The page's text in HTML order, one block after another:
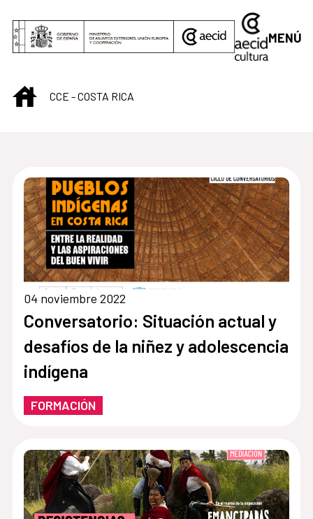
MENÚ
INICIO
CCE - COSTA RICA
04 noviembre 2022
Conversatorio: Situación actual y
desafíos de la niñez y adolescencia
indígena
FORMACIÓN